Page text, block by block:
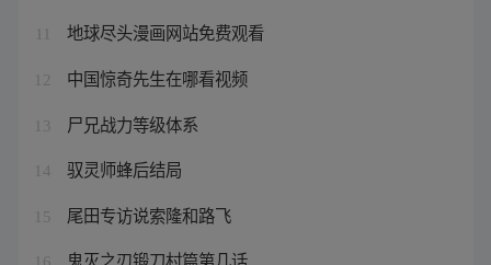
地球尽头漫画网站免费观看
12 中国惊奇先生在哪看视频
13 尸兄战力等级体系
14 驭灵师蜂后结局
15 尾田专访说索隆和路飞
鬼灭之刃锻刀村篇第几话